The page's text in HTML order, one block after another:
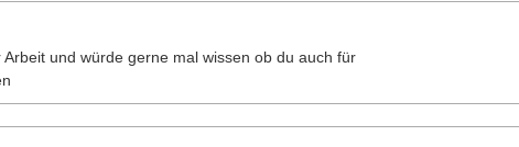
und würde gerne mal wissen ob du auch für